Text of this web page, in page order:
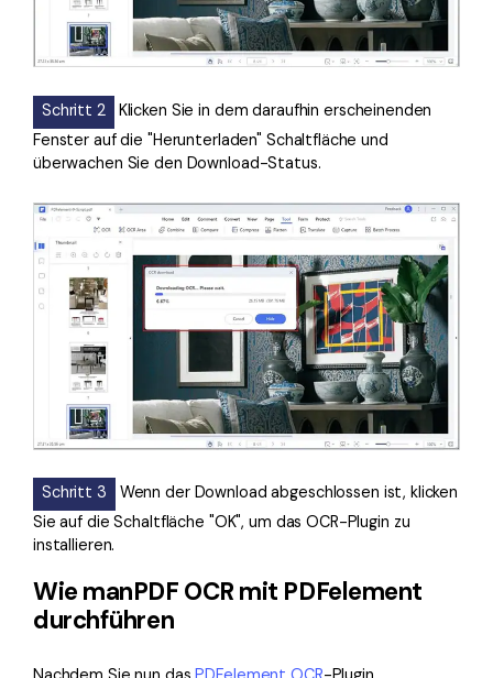
Schritt 2
Klicken Sie in dem daraufhin erscheinenden
Fenster auf die "Herunterladen" Schaltfläche und
überwachen Sie den Download-Status.
Schritt 3
Wenn der Download abgeschlossen ist, klicken
Sie auf die Schaltfläche "OK", um das OCR-Plugin zu
installieren.
Wie manPDF OCR mit PDFelement
durchführen